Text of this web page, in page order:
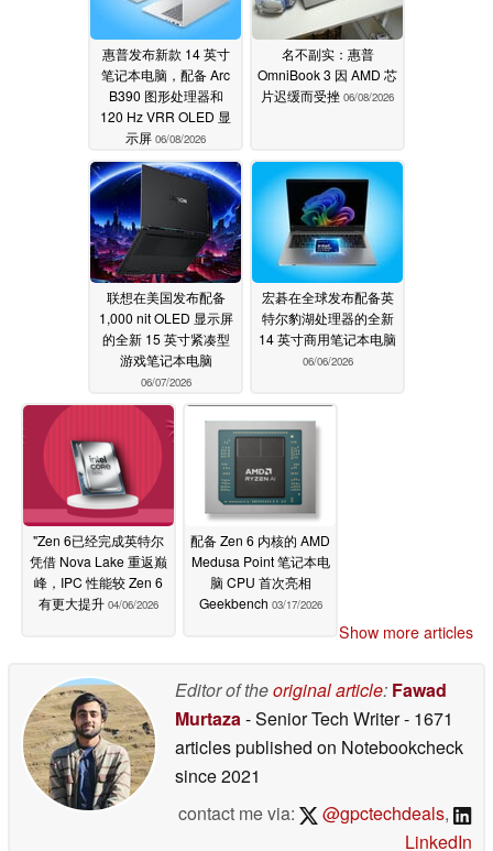
惠普发布新款 14 英寸
笔记本电脑，配备 Arc
B390 图形处理器和
120 Hz VRR OLED 显
示屏 06/08/2026
名不副实：惠普
OmniBook 3 因 AMD 芯
片迟缓而受挫 06/08/2026
联想在美国发布配备
1,000 nit OLED 显示屏
的全新 15 英寸紧凑型
游戏笔记本电脑
06/07/2026
宏碁在全球发布配备英
特尔豹湖处理器的全新
14 英寸商用笔记本电脑
06/06/2026
"Zen 6已经完成英特尔
凭借 Nova Lake 重返巅
峰，IPC 性能较 Zen 6
有更大提升 04/06/2026
配备 Zen 6 内核的 AMD
Medusa Point 笔记本电
脑 CPU 首次亮相
Geekbench 03/17/2026
Show more articles
Editor of theoriginal article: Fawad
Murtaza- Senior Tech Writer- 1671
articles published on Notebookcheck
since 2021
contact me via:
@gpctechdeals,
LinkedIn